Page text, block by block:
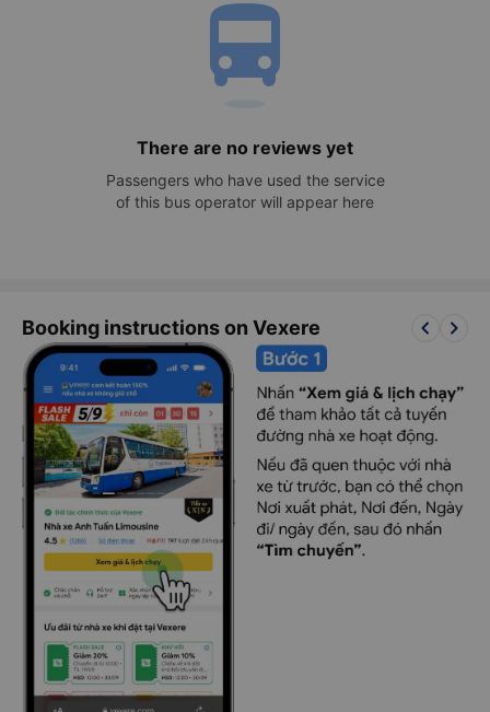
directions_bus
There are no reviews yet
Passengers who have used the service
of this bus operator will appear here
Booking instructions on Vexere keyboard_arrow_left keyboard_arrow_right